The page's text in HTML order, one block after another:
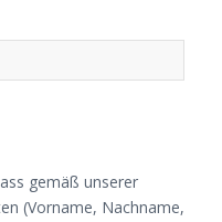
gemäß unserer
(Vorname, Nachname,